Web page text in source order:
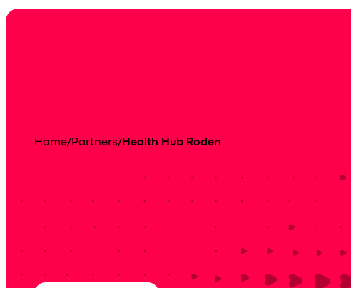
Home/Partners/ Health Hub Roden